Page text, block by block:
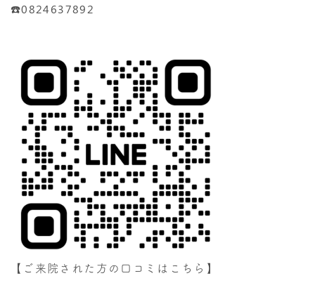
☎️0824637892
【ご来院された方の口コミはこちら】